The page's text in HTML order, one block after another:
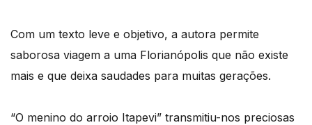
Com um texto leve e objetivo, a autora permite
saborosa viagem a uma Florianópolis que não existe
mais e que deixa saudades para muitas gerações.
“O menino do arroio Itapevi” transmitiu-nos preciosas